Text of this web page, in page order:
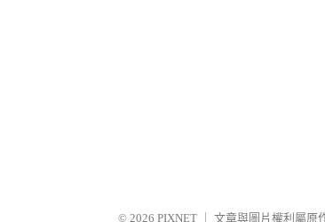
© 2026 PIXNET 文章與圖片權利屬原